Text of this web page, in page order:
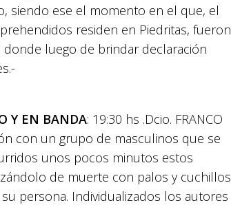
siendo ese el momento en el que, el
residen en Piedritas, fueron
donde luego de brindar declaración
Y EN BANDA: 19:30 hs .Dcio. FRANCO
con un grupo de masculinos que se
unos pocos minutos estos
de muerte con palos y cuchillos
persona. Individualizados los autores